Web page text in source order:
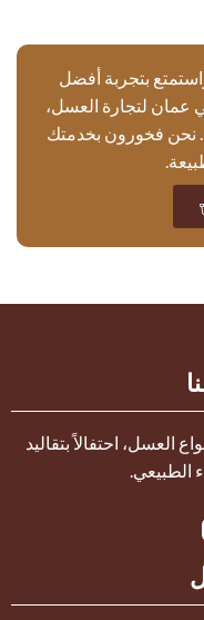
بتجربة أفضل
عمان لتجارة العسل،
نحن فخورون بخدمتك
العسل، احتفالاً بتقاليد
الطبيعي.